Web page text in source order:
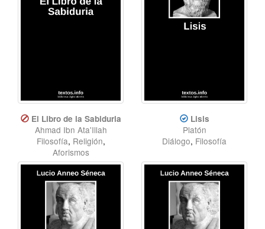
El Libro de la Sabiduria
Ahmad Ibn Ata'Illah
Filosofía, Religión,
Aforismos
Lisis
Platón
Diálogo, Filosofía